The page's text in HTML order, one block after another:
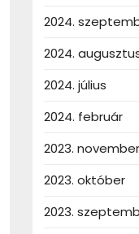
2024.
2024.
2024. július
2024. február
2023. november
2023. október
2023.